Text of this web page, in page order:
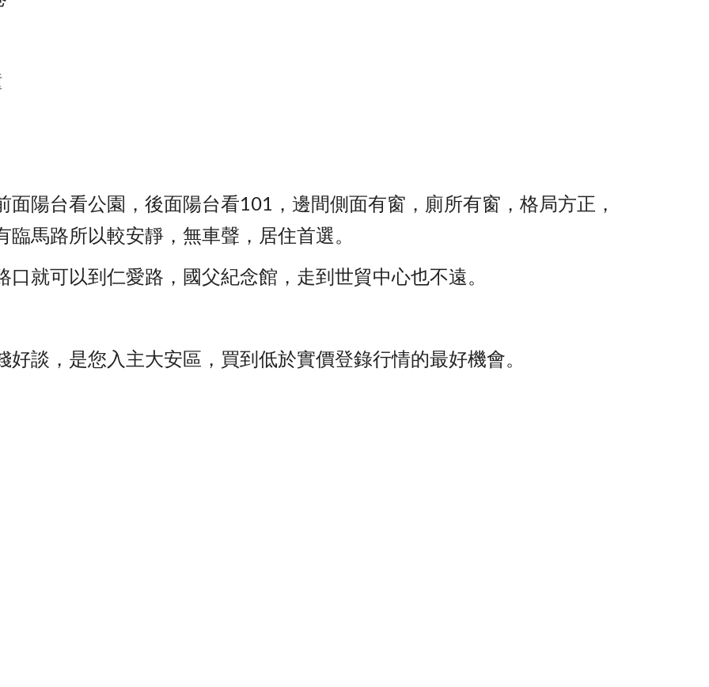
陽台看公園，後面陽台看101，邊間側面有窗，廁所有窗，格局方正，
馬路所以較安靜，無車聲，居住首選。
就可以到仁愛路，國父紀念館，走到世貿中心也不遠。
談，是您入主大安區，買到低於實價登錄行情的最好機會。